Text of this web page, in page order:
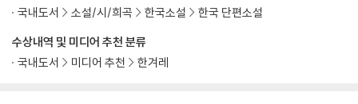
수상내역 및 미디어 추천 분류
국내도서
미디어 추천 한겨레
국내도서
소설/시/희곡 한국소설 한국 단편소설